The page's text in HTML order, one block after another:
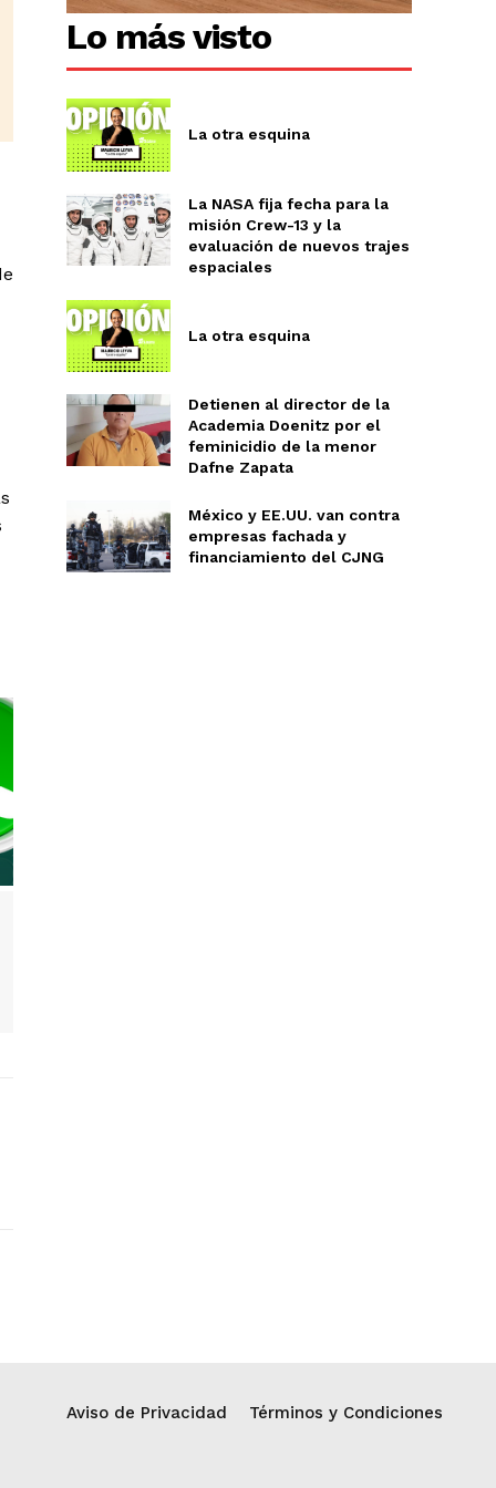
Lo más visto
La otra esquina
La NASA fija fecha para la
misión Crew-13 y la
evaluación de nuevos trajes
espaciales
La otra esquina
Detienen al director de la
Academia Doenitz por el
feminicidio de la menor
Dafne Zapata
México y EE.UU. van contra
empresas fachada y
financiamiento del CJNG
Aviso de Privacidad Términos y Condiciones